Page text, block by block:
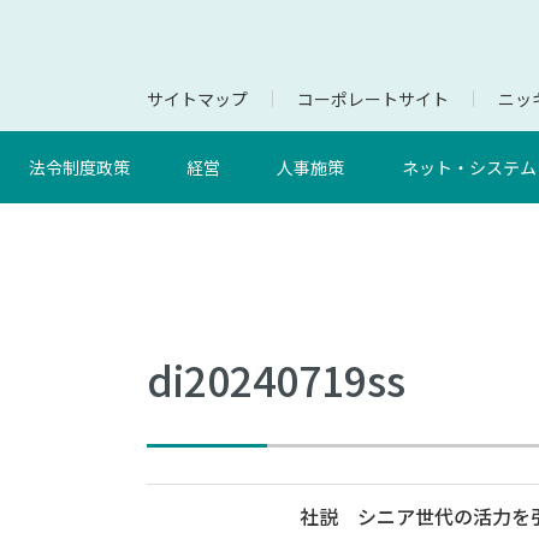
サイトマップ コーポレートサイト ニッ
法令制度政策 経営 人事施策 ネット・システム
di20240719ss
社説 シニア世代の活力を